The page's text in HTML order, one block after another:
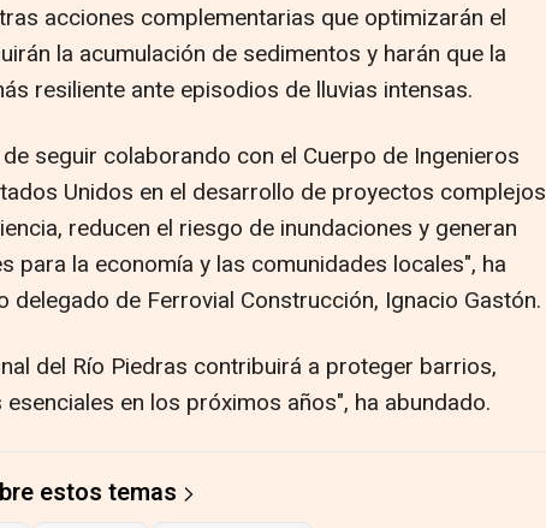
acciones complementarias que optimizarán el
la acumulación de sedimentos y harán que la
resiliente ante episodios de lluvias intensas.
seguir colaborando con el Cuerpo de Ingenieros
Unidos en el desarrollo de proyectos complejos
reducen el riesgo de inundaciones y generan
para la economía y las comunidades locales", ha
delegado de Ferrovial Construcción, Ignacio Gastón.
del Río Piedras contribuirá a proteger barrios,
en los próximos años", ha abundado.
estos temas